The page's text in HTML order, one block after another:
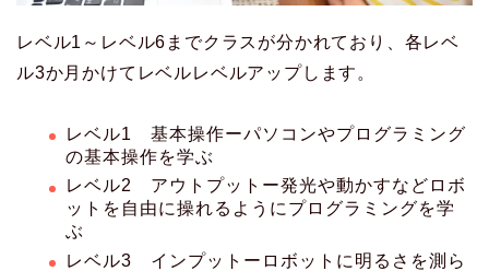
レベル1～レベル6までクラスが分かれており、各レベ
ル3か月かけてレベルレベルアップします。
レベル1 基本操作ーパソコンやプログラミング
の基本操作を学ぶ
レベル2 アウトプットー発光や動かすなどロボ
ットを自由に操れるようにプログラミングを学
ぶ
レベル3 インプットーロボットに明るさを測ら